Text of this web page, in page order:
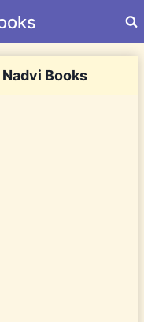
Books